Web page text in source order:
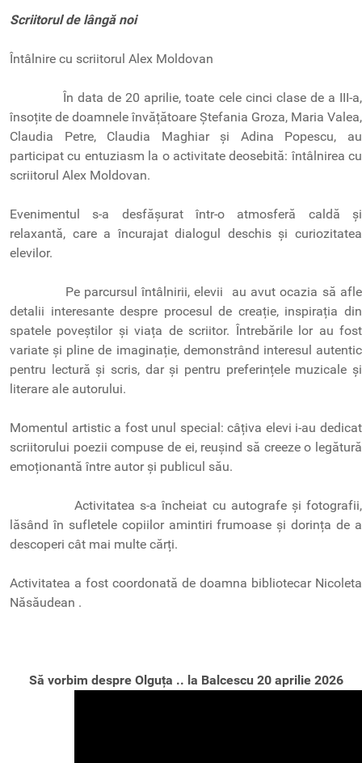
Scriitorul de lângă noi
Întâlnire cu scriitorul Alex Moldovan
În data de 20 aprilie, toate cele cinci clase de a III-a,
însoțite de doamnele învățătoare Ștefania Groza, Maria Valea,
Claudia Petre, Claudia Maghiar și Adina Popescu, au
participat cu entuziasm la o activitate deosebită: întâlnirea cu
scriitorul Alex Moldovan.
Evenimentul s-a desfășurat într-o atmosferă caldă și
relaxantă, care a încurajat dialogul deschis și curiozitatea
elevilor.
Pe parcursul întâlnirii, elevii au avut ocazia să afle
detalii interesante despre procesul de creație, inspirația din
spatele poveștilor și viața de scriitor. Întrebările lor au fost
variate și pline de imaginație, demonstrând interesul autentic
pentru lectură și scris, dar și pentru preferințele muzicale și
literare ale autorului.
Momentul artistic a fost unul special: câțiva elevi i-au dedicat
scriitorului poezii compuse de ei, reușind să creeze o legătură
emoționantă între autor și publicul său.
Activitatea s-a încheiat cu autografe și fotografii,
lăsând în sufletele copiilor amintiri frumoase și dorința de a
descoperi cât mai multe cărți.
Activitatea a fost coordonată de doamna bibliotecar Nicoleta
Năsăudean .
Să vorbim despre Olguța .. la Balcescu 20 aprilie 2026